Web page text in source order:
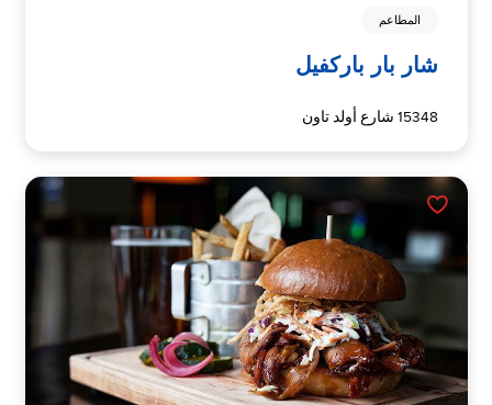
المطاعم
شار بار باركفيل
15348 شارع أولد تاون